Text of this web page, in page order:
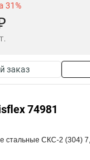
31%
заказ
74981
стальные СКС-2 (304)